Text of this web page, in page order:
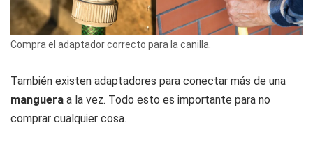
Compra el adaptador correcto para la canilla.
También existen adaptadores para conectar más de una
manguera a la vez. Todo esto es importante para no
comprar cualquier cosa.